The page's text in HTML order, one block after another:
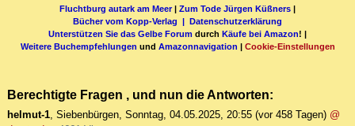
Fluchtburg autark am Meer| Zum Tode Jürgen Küßners |
Bücher vom Kopp-Verlag | Datenschutzerklärung
Unterstützen Sie das Gelbe Forum durch Käufe bei Amazon! |
Weitere Buchempfehlungen und Amazonnavigation | Cookie-Einstellungen
Berechtigte Fragen , und nun die Antworten:
helmut-1, Siebenbürgen, Sonntag, 04.05.2025, 20:55 (vor 458 Tagen) @